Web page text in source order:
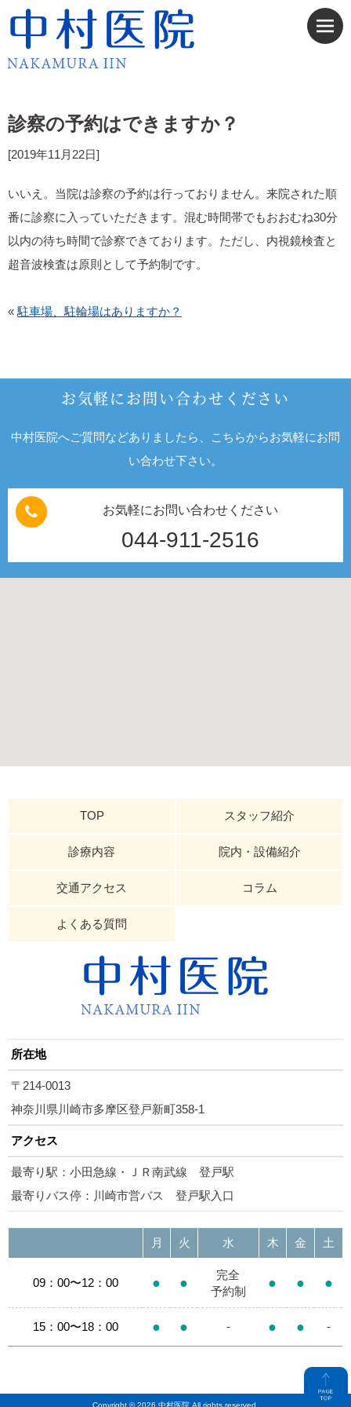
診察の予約はできますか？
[2019年11月22日]
いいえ。当院は診察の予約は行っておりません。来院された順
番に診察に入っていただきます。混む時間帯でもおおむね30分
以内の待ち時間で診察できております。ただし、内視鏡検査と
超音波検査は原則として予約制です。
« 駐車場、駐輪場はありますか？
お気軽にお問い合わせください
中村医院へご質問などありましたら、こちらからお気軽にお問
い合わせ下さい。
お気軽にお問い合わせください
044-911-2516
TOP スタッフ紹介
診療内容 院内・設備紹介
交通アクセス コラム
よくある質問
所在地
〒214-0013
神奈川県川崎市多摩区登戸新町358-1
アクセス
最寄り駅：小田急線・ＪＲ南武線 登戸駅
最寄りバス停：川崎市営バス 登戸駅入口
月 火 水 木 金 土
09：00〜12：00 ● ●
完全
予約制
● ● ●
15：00〜18：00 ● ● - ● ● -